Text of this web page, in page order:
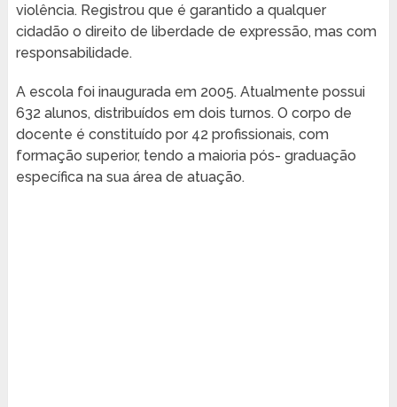
violência. Registrou que é garantido a qualquer
cidadão o direito de liberdade de expressão, mas com
responsabilidade.
A escola foi inaugurada em 2005. Atualmente possui
632 alunos, distribuídos em dois turnos. O corpo de
docente é constituído por 42 profissionais, com
formação superior, tendo a maioria pós- graduação
específica na sua área de atuação.